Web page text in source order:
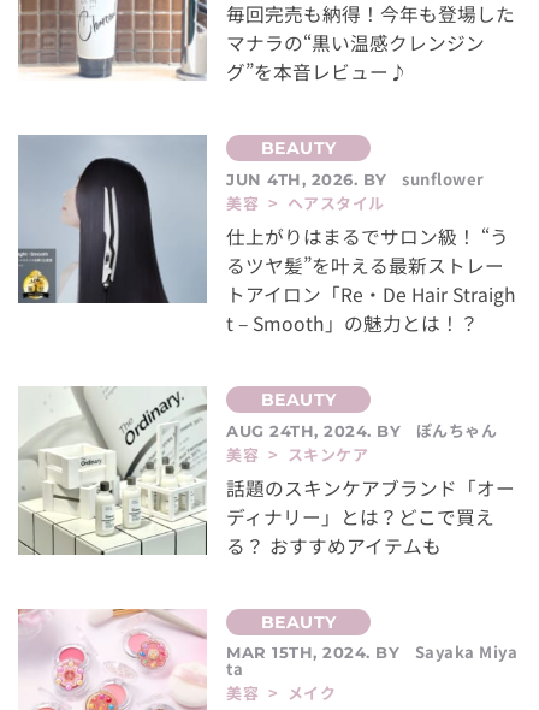
毎回完売も納得！今年も登場した
マナラの“黒い温感クレンジン
グ”を本音レビュー♪
JUN 4TH, 2026. BY
sunflower
美容 > ヘアスタイル
仕上がりはまるでサロン級！ “う
るツヤ髪”を叶える最新ストレー
トアイロン「Re・De Hair Straigh
t – Smooth」の魅力とは！？
AUG 24TH, 2024. BY
ぽんちゃん
美容 > スキンケア
話題のスキンケアブランド「オー
ディナリー」とは？どこで買え
る？ おすすめアイテムも
MAR 15TH, 2024. BY Sayaka Miya
ta
美容 > メイク